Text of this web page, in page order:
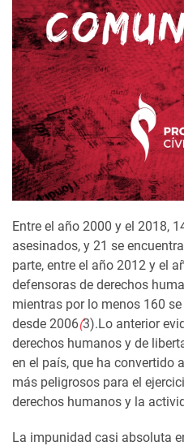
Entre el año 2000 y el 2018,
asesinados, y 21 se
parte, entre el año 2012 y el
defensoras de derechos
mientras por lo menos 160
desde 2006(3).Lo anterior
derechos humanos y de
en el país, que ha convertido
más peligrosos para el
derechos humanos y la
La impunidad casi absoluta